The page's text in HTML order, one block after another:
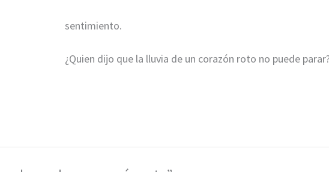
sentimiento.
¿Quien dijo que la lluvia de un corazón roto no puede